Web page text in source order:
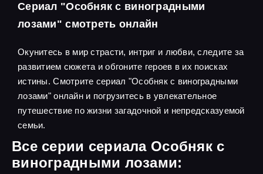
Сериал "Особняк с виноградными
лозами" смотреть онлайн
Окунитесь в мир страсти, интриг и любви, следите за
развитием сюжета и обгоните героев в их поисках
истины. Смотрите сериал "Особняк с виноградными
лозами" онлайн и погрузитесь в увлекательное
путешествие по жизни загадочной и непредсказуемой
семьи.
Все серии сериала Особняк с
виноградными лозами: